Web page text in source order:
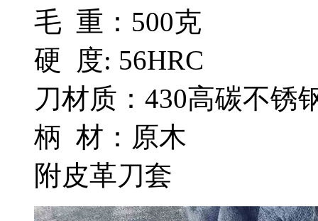
毛 重：500克
硬 度: 56HRC
刀材质：430高碳不锈
柄 材：原木
附皮革刀套